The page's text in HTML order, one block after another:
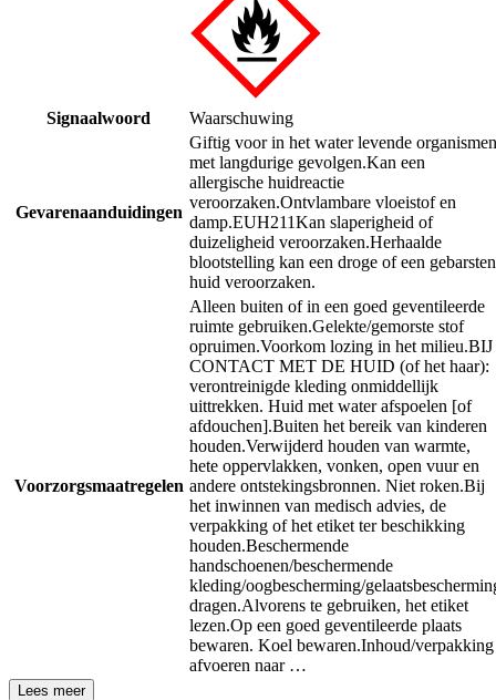
Signaalwoord Waarschuwing
Gevarenaanduidingen
Giftig voor in het water levende
met langdurige gevolgen.Kan een
allergische huidreactie
veroorzaken.Ontvlambare vloeistof en
damp.EUH211Kan slaperigheid of
duizeligheid veroorzaken.Herhaalde
blootstelling kan een droge of een gebarsten
huid veroorzaken.
Voorzorgsmaatregelen
Alleen buiten of in een goed geventileerde
ruimte gebruiken.Gelekte/gemorste stof
opruimen.Voorkom lozing in het milieu.BIJ
CONTACT MET DE HUID (of het haar):
verontreinigde kleding onmiddellijk
uittrekken. Huid met water afspoelen [of
afdouchen].Buiten het bereik van kinderen
houden.Verwijderd houden van warmte,
hete oppervlakken, vonken, open vuur en
andere ontstekingsbronnen. Niet roken.Bij
het inwinnen van medisch advies, de
verpakking of het etiket ter beschikking
houden.Beschermende
handschoenen/beschermende
kleding/oogbescherming/
dragen.Alvorens te gebruiken, het etiket
lezen.Op een goed geventileerde plaats
bewaren. Koel bewaren.Inhoud/verpakking
afvoeren naar …
Lees meer